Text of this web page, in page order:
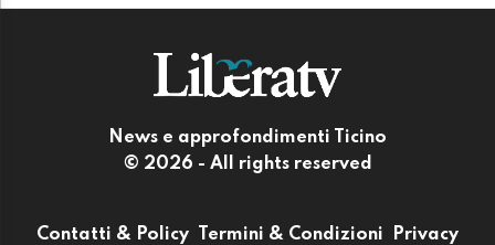
News e approfondimenti Ticino
© 2026 - All rights reserved
Contatti & Policy Termini & Condizioni Privacy